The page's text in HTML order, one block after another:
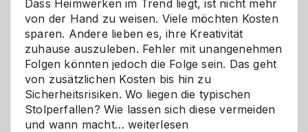
Dass Heimwerken im Trend liegt, ist nicht mehr
von der Hand zu weisen. Viele möchten Kosten
sparen. Andere lieben es, ihre Kreativität
zuhause auszuleben. Fehler mit unangenehmen
Folgen könnten jedoch die Folge sein. Das geht
von zusätzlichen Kosten bis hin zu
Sicherheitsrisiken. Wo liegen die typischen
Stolperfallen? Wie lassen sich diese vermeiden
und wann macht…Selber
weiterlesen